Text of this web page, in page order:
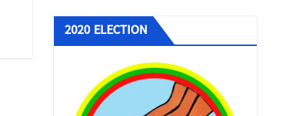
ခုံသမာဓိကောင်စီမှ ဆုံးဖြတ်ခဲ့သည့် အငြင်းပွား
ရွှေ့ပြောင်းအလုပ်သမားဆိုင်ရာ ကိစ္စရပ်များ
2020 ELECTION